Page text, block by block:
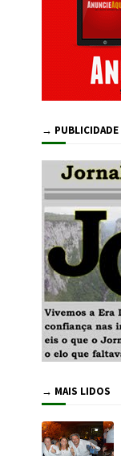
→ PUBLICIDADE
→ MAIS LIDOS